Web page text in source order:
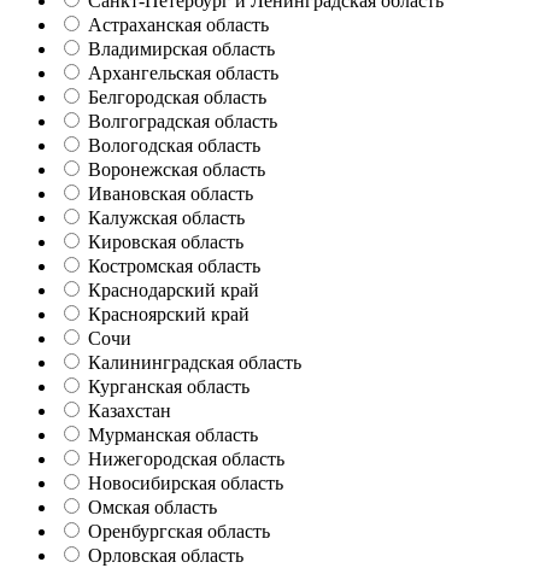
Астраханская область
Владимирская область
Архангельская область
Белгородская область
Волгоградская область
Вологодская область
Воронежская область
Ивановская область
Калужская область
Кировская область
Костромская область
Краснодарский край
Красноярский край
Сочи
Калининградская область
Курганская область
Казахстан
Мурманская область
Нижегородская область
Новосибирская область
Омская область
Оренбургская область
Орловская область